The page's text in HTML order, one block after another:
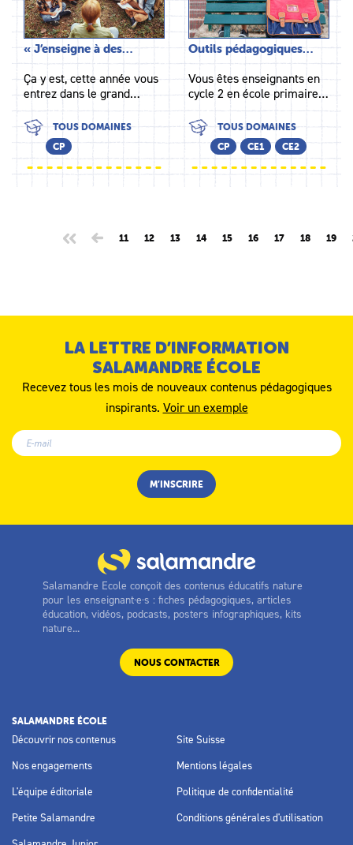
« J’enseigne à des…
Ça y est, cette année vous
entrez dans le grand…
TOUS DOMAINES
CP
Outils pédagogiques…
Vous êtes enseignants en
cycle 2 en école primaire…
TOUS DOMAINES
CP
CE1 CE2
11 12 13 14 15 16 17 18 19
LA LETTRE D’INFORMATION
SALAMANDRE ÉCOLE
Recevez tous les mois de nouveaux contenus pédagogiques
inspirants. Voir un exemple
Salamandre Ecole conçoit des contenus éducatifs nature
pour les enseignant·e·s : fiches pédagogiques, articles
éducation, vidéos, podcasts, posters infographiques, kits
nature...
NOUS CONTACTER
SALAMANDRE ÉCOLE
Découvrir nos contenus
Nos engagements
L'équipe éditoriale
Petite Salamandre
Site Suisse
Mentions légales
Politique de confidentialité
Conditions générales d'utilisation